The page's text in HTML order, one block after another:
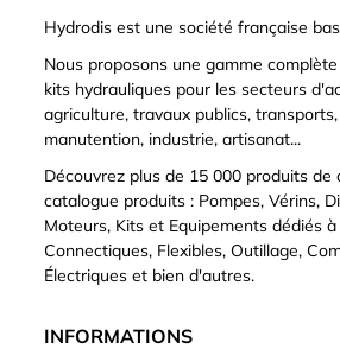
Hydrodis est une société française
Nous proposons une gamme
kits hydrauliques pour les secteurs
agriculture, travaux publics,
manutention, industrie, artisanat...
Découvrez plus de 15 000 produits de
catalogue produits : Pompes, Vérins,
Moteurs, Kits et Equipements dédiés
Connectiques, Flexibles, Outillage,
Électriques et bien d'autres.
INFORMATIONS